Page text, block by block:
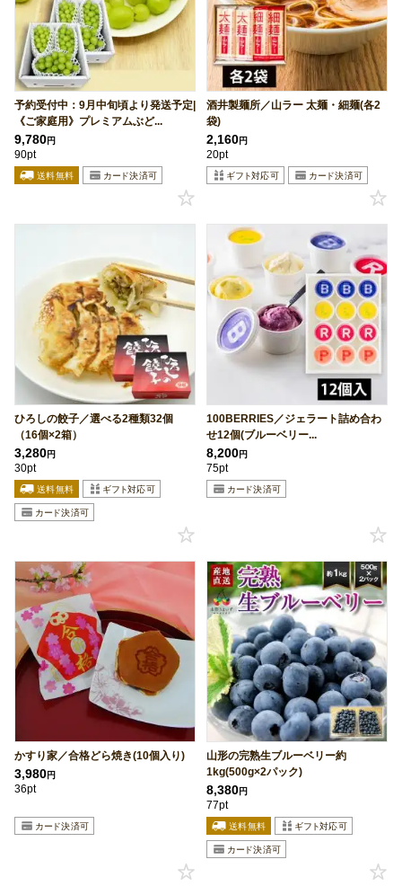
予約受付中：9月中旬頃より発送予定|
《ご家庭用》プレミアムぶど...
9,780円
90pt
酒井製麺所／山ラー 太麺・細麺(各2
袋)
2,160円
20pt
ひろしの餃子／選べる2種類32個
（16個×2箱）
3,280円
30pt
100BERRIES／ジェラート詰め合わ
せ12個(ブルーベリー...
8,200円
75pt
かすり家／合格どら焼き(10個入り)
3,980円
36pt
山形の完熟生ブルーベリー約
1kg(500g×2パック)
8,380円
77pt